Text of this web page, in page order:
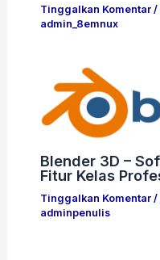
Tinggalkan Komentar /
admin_8emnux
Blender 3D –
Fitur Kelas
Tinggalkan Komentar /
adminpenulis